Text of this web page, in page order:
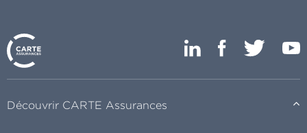
Découvrir CARTE Assurances